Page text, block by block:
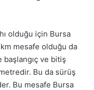
olduğu için Bursa
mesafe olduğu da
ve bitiş
Bu da sürüş
Bu mesafe Bursa